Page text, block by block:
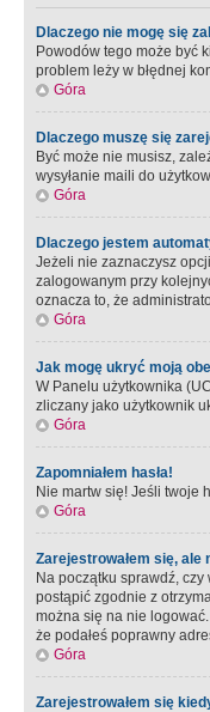
Dlaczego nie mogę się
Powodów tego może być
problem leży w błędnej
Góra
Dlaczego muszę się
Być może nie musisz,
wysyłanie maili do
Góra
Dlaczego jestem
Jeżeli nie zaznaczysz
zalogowanym przy
oznacza to, że
Góra
Jak mogę ukryć moją
W Panelu użytkownika
zliczany jako użytkownik
Góra
Zapomniałem hasła!
Nie martw się! Jeśli twoje
Góra
Zarejestrowałem się, ale
Na początku sprawdź,
postąpić zgodnie z
można się na nie
że podałeś poprawny
Góra
Zarejestrowałem się